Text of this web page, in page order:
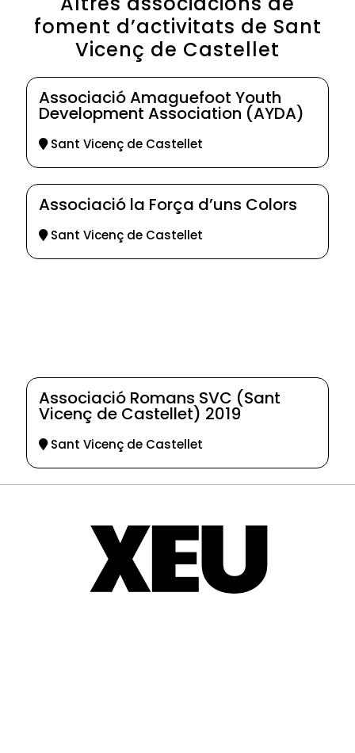
foment d’activitats de Sant
Vicenç de Castellet
Associació Amaguefoot Youth
Development Association (AYDA)
Sant Vicenç de Castellet
Associació la Força d’uns Colors
Sant Vicenç de Castellet
Associació Romans SVC (Sant
Vicenç de Castellet) 2019
Sant Vicenç de Castellet